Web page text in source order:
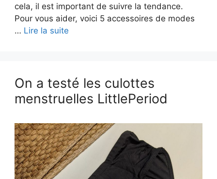
cela, il est important de suivre la tendance.
Pour vous aider, voici 5 accessoires de modes
… Lire la suite
On a testé les culottes
menstruelles LittlePeriod